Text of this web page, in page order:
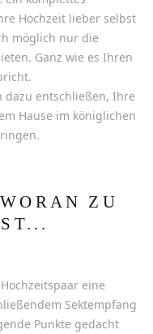
Hochzeit lieber selbst
möglich nur die
Ganz wie es Ihren
dazu entschließen, Ihre
Hause im königlichen
ZU
eine
Sektempfang
Punkte gedacht